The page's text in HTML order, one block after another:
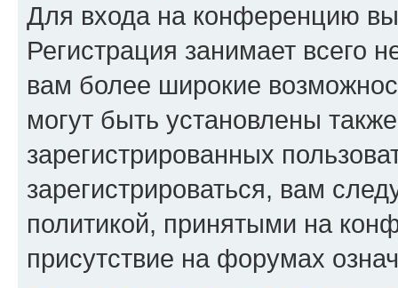
Для входа на конференцию
Регистрация занимает всего
вам более широкие
могут быть установлены
зарегистрированных
зарегистрироваться, вам
политикой, принятыми на
присутствие на форумах